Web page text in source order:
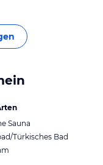
Sauna
Türkisches Bad